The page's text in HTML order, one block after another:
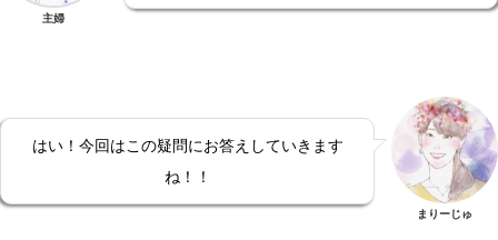
主婦
はい！今回はこの疑問にお答えしていきます
ね！！
まりーじゅ